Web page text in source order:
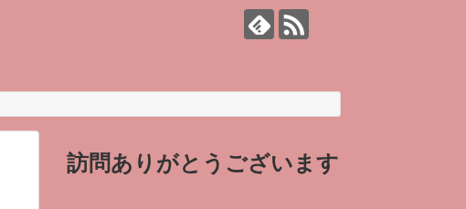
訪問ありがとうございます